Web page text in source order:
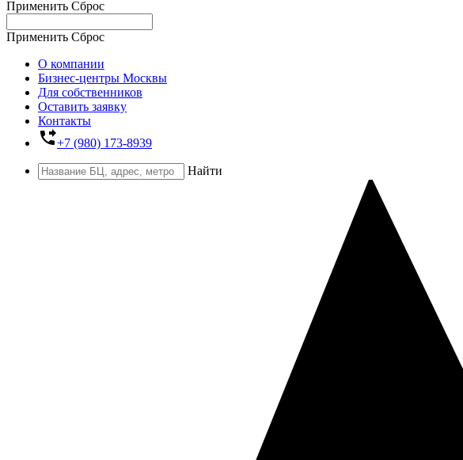
Применить Сброс
Применить Сброс
О компании
Бизнес-центры Москвы
Для собственников
Оставить заявку
Контакты
phone_forwarded+7 (980) 173-8939
Найти